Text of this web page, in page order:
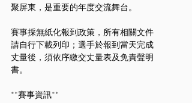
聚屏東，是重要的年度交流舞台。
賽事採無紙化報到政策，所有相關文件
請自行下載列印；選手於報到當天完成
丈量後，須依序繳交丈量表及免責聲明
書。
**賽事資訊**